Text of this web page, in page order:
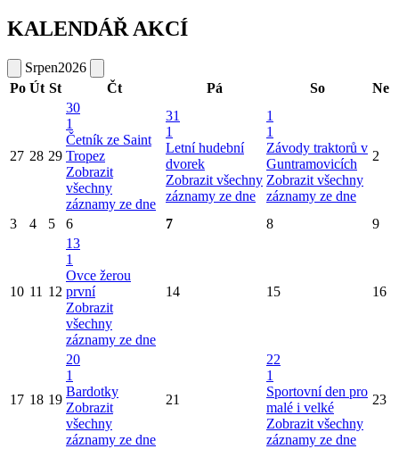
KALENDÁŘ AKCÍ
Srpen2026
Po Út St Čt Pá So Ne
27 28 29
30
1
Četník ze Saint
Tropez
Zobrazit
všechny
záznamy ze dne
31
1
Letní hudební
dvorek
Zobrazit všechny
záznamy ze dne
1
1
Závody traktorů v
Guntramovicích
Zobrazit všechny
záznamy ze dne
2
3 4 5 6 7 8 9
10 11 12
13
1
Ovce žerou
první
Zobrazit
všechny
záznamy ze dne
14 15 16
17 18 19
20
1
Bardotky
Zobrazit
všechny
záznamy ze dne
21
22
1
Sportovní den pro
malé i velké
Zobrazit všechny
záznamy ze dne
23